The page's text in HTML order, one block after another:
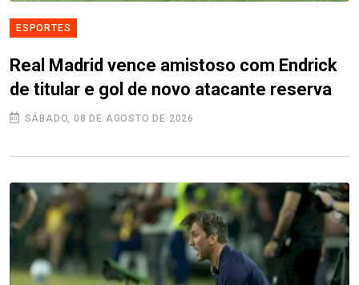
ESPORTES
Real Madrid vence amistoso com Endrick
de titular e gol de novo atacante reserva
SÁBADO, 08 DE AGOSTO DE 2026